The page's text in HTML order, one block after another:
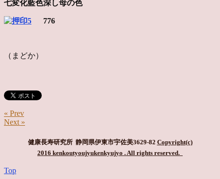
七変化藍色深し母の色
776
（まどか）
« Prev
Next »
健康長寿研究所 静岡県伊東市宇佐美3629-82 Copyright(c)
2016 kenkoutyoujyukenkyujyo . All rights reserved.
Top